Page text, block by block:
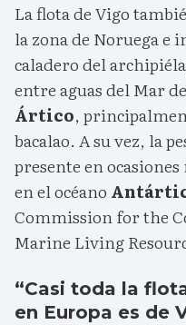
La flota de Vigo
la zona de Noruega e
caladero del
entre aguas del Mar
Ártico,
bacalao. A su vez, la
presente en
en el océano
Commission for the
Marine Living
“Casi toda la
en Europa es de